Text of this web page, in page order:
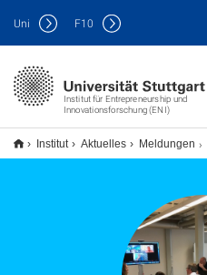
Institut für Entrepreneurship und
Innovationsforschung (ENI)
Uni F10
Institut Aktuelles Meldungen